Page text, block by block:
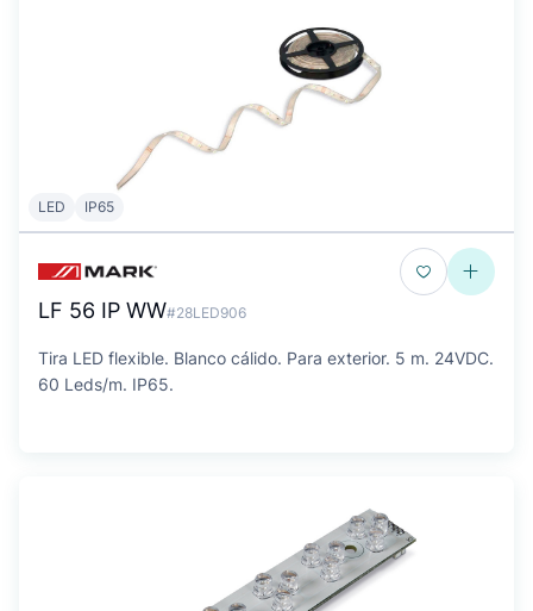
LED IP65
LF 56 IP WW#28LED906
Tira LED flexible. Blanco cálido. Para exterior. 5 m. 24VDC.
60 Leds/m. IP65.